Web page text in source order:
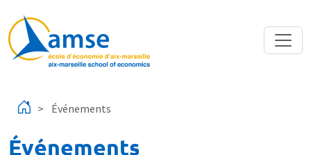
Événements
Événements